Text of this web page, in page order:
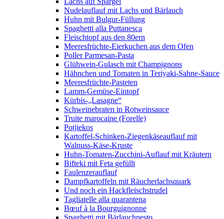
Nudelauflauf mit Lachs und Bärlauch
Huhn mit Bulgur-Füllung
Spaghetti alla Puttanesca
Fleischtopf aus den 80ern
Meeresfrüchte-Eierkuchen aus dem Ofen
Poller Parmesan-Pasta
Glühwein-Gulasch mit Champignons
Hähnchen und Tomaten in Teriyaki-Sahne-Sauce
Meeresfrüchte-Pasteten
Lamm-Gemüse-Eintopf
Kürbis-„Lasagne“
Schweinebraten in Rotweinsauce
Truite marocaine (Forelle)
Potjiekos
Kartoffel-Schinken-Ziegenkäseauflauf mit
Walnuss-Käse-Kruste
Huhn-Tomaten-Zucchini-Auflauf mit Kräutern
Bifteki mit Feta gefüllt
Faulenzerauflauf
Dampfkartoffeln mit Räucherlachsquark
Und noch ein Hackfleischstrudel
Tagliatelle alla quarantena
Bœuf à la Bourguignonne
Spaghetti mit Bärlauchpesto